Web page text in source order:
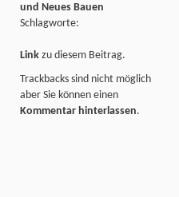
und Neues Bauen
Schlagworte:
Link zu diesem Beitrag.
Trackbacks sind nicht möglich
aber Sie können einen
Kommentar hinterlassen.